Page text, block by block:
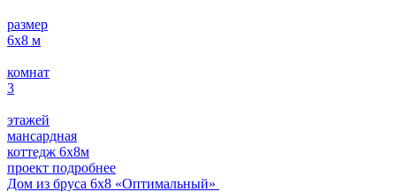
размер
6х8 м
комнат
3
этажей
мансардная
коттедж 6х8м
проект подробнее
Дом из бруса 6х8 «Оптимальный»